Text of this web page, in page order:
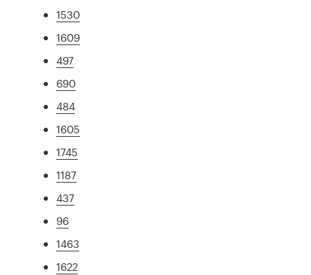
1530
1609
497
690
484
1605
1745
1187
437
96
1463
1622